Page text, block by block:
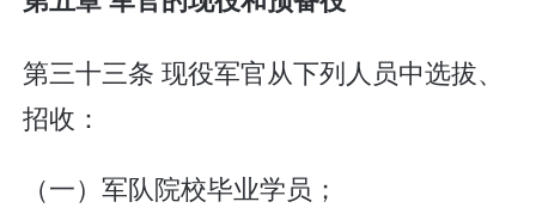
第三十三条 现役军官从下列人员中选拔、
招收：
（一）军队院校毕业学员；